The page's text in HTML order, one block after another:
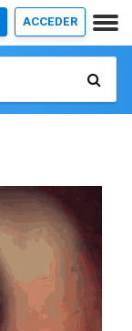
ACCEDER